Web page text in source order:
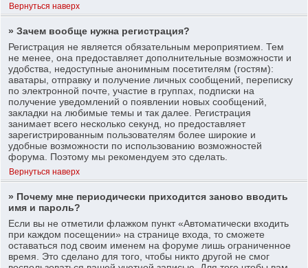
Вернуться наверх
» Зачем вообще нужна регистрация?
Регистрация не является обязательным мероприятием. Тем
не менее, она предоставляет дополнительные возможности и
удобства, недоступные анонимным посетителям (гостям):
аватары, отправку и получение личных сообщений, переписку
по электронной почте, участие в группах, подписки на
получение уведомлений о появлении новых сообщений,
закладки на любимые темы и так далее. Регистрация
занимает всего несколько секунд, но предоставляет
зарегистрированным пользователям более широкие и
удобные возможности по использованию возможностей
форума. Поэтому мы рекомендуем это сделать.
Вернуться наверх
» Почему мне периодически приходится заново вводить
имя и пароль?
Если вы не отметили флажком пункт «Автоматически входить
при каждом посещении» на странице входа, то сможете
оставаться под своим именем на форуме лишь ограниченное
время. Это сделано для того, чтобы никто другой не смог